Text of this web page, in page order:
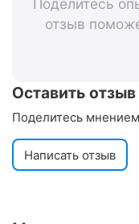
Поделитесь
отзыв
Оставить
Поделитесь
Написать отзыв